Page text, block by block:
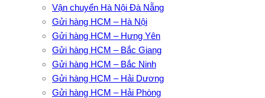
Vận chuyển Hà Nội Đà Nẵng
Gửi hàng HCM – Hà Nội
Gửi hàng HCM – Hưng Yên
Gửi hàng HCM – Bắc Giang
Gửi hàng HCM – Bắc Ninh
Gửi hàng HCM – Hải Dương
Gửi hàng HCM – Hải Phòng